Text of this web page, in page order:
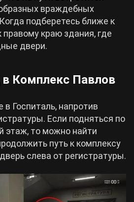
враждебных
подберетесь ближе к
правому краю здания, где
двери.
в Комплекс Павлов
в Госпиталь, напротив
Если подняться по
этаж, то можно найти
путь к комплексу
слева от регистратуры.